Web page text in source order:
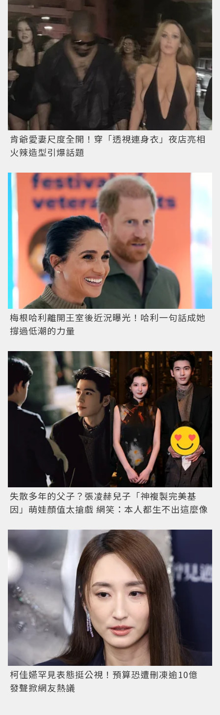
肯爺愛妻尺度全開！穿「透視連身衣」夜店亮相
火辣造型引爆話題
梅根哈利離開王室後近況曝光！哈利一句話成她
撐過低潮的力量
失散多年的父子？張凌赫兒子「神複製完美基
因」萌娃顏值太搶戲 網笑：本人都生不出這麼像
柯佳嬿罕見表態挺公視！預算恐遭刪凍逾10億
發聲掀網友熱議